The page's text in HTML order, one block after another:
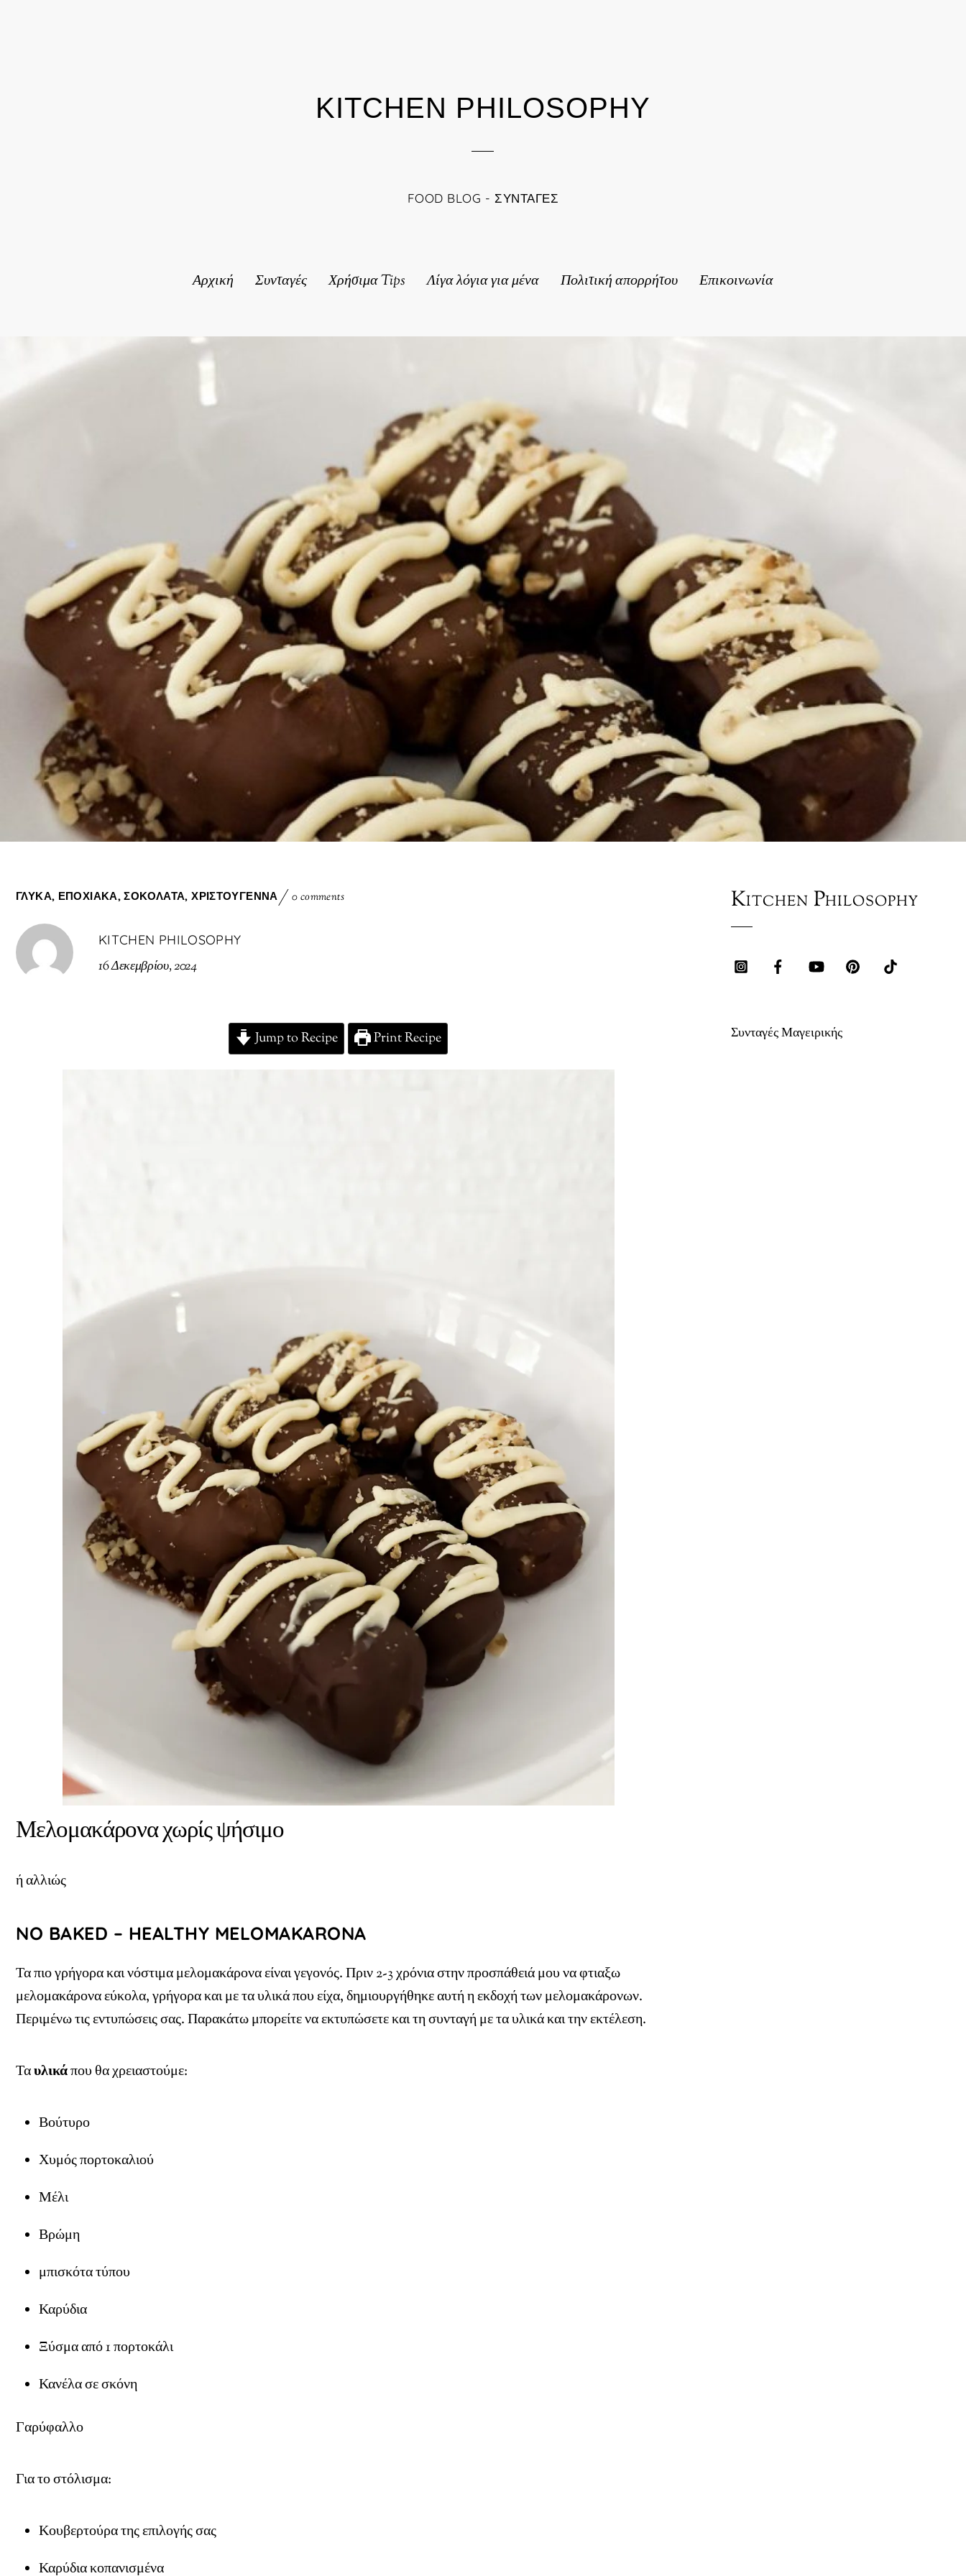
KITCHEN PHILOSOPHY
FOOD BLOG - ΣΥΝΤΑΓΈΣ
Αρχική Συνταγές Χρήσιμα Tips Λίγα λόγια για μένα Πολιτική απορρήτου Επικοινωνία
ΓΛΥΚΆ, ΕΠΟΧΙΑΚΆ,ΣΟΚΟΛΆΤΑ,ΧΡΙΣΤΟΎΓΕΝΝΑ 0 comments
KITCHEN PHILOSOPHY
16 Δεκεμβρίου, 2024
Jump to Recipe Print Recipe
Μελομακάρονα χωρίς ψήσιμο
ή αλλιώς
NO BAKED – HEALTHY MELOMAKARONA
Τα πιο γρήγορα και νόστιμα μελομακάρονα είναι γεγονός. Πριν 2-3 χρόνια στην προσπάθειά μου να φτιαξω
μελομακάρονα εύκολα, γρήγορα και με τα υλικά που είχα, δημιουργήθηκε αυτή η εκδοχή των μελομακάρονων.
Περιμένω τις εντυπώσεις σας. Παρακάτω μπορείτε να εκτυπώσετε και τη συνταγή με τα υλικά και την εκτέλεση.
Ταυλικάπου θα χρειαστούμε:
Βούτυρο
Χυμός πορτοκαλιού
Μέλι
Βρώμη
μπισκότα τύπου
Καρύδια
Ξύσμα από 1 πορτοκάλι
Κανέλα σε σκόνη
Γαρύφαλλο
Για το στόλισμα:
Κουβερτούρα της επιλογής σας
Καρύδια κοπανισμένα
Kitchen Philosophy
Συνταγές Μαγειρικής